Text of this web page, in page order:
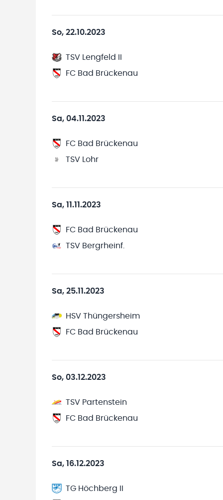
So, 22.10.2023
TSV Lengfeld II
FC Bad Brückenau
Sa, 04.11.2023
FC Bad Brückenau
TSV Lohr
Sa, 11.11.2023
FC Bad Brückenau
TSV Bergrheinf.
Sa, 25.11.2023
HSV Thüngersheim
FC Bad Brückenau
So, 03.12.2023
TSV Partenstein
FC Bad Brückenau
Sa, 16.12.2023
TG Höchberg II